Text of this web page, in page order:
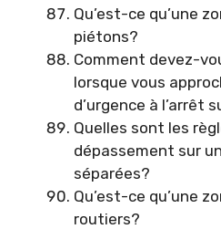
Qu’est-ce qu’une
piétons?
Comment devez-
lorsque vous
d’urgence à l’arrêt
Quelles sont les
dépassement sur
séparées?
Qu’est-ce qu’une
routiers?